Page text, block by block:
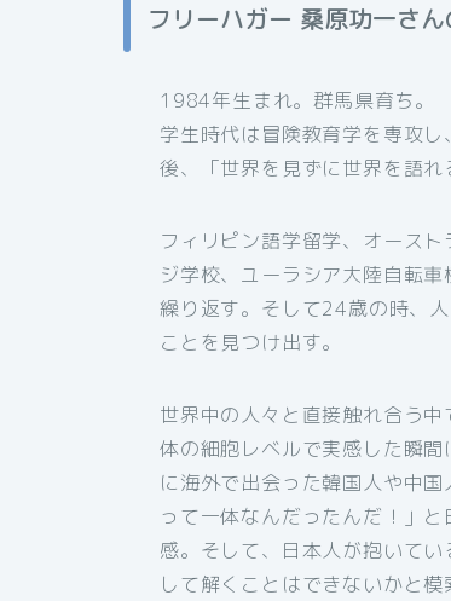
フリーハガー 桑原功一さ
1984年生まれ。群馬県育ち。
学生時代は冒険教育学を専攻
後、「世界を見ずに世界を語れ
フィリピン語学留学、オース
ジ学校、ユーラシア大陸自転
繰り返す。そして24歳の時、
ことを見つけ出す。
世界中の人々と直接触れ合う
体の細胞レベルで実感した瞬
に海外で出会った韓国人や中
って一体なんだったんだ！」
感。そして、日本人が抱いて
して解くことはできないかと